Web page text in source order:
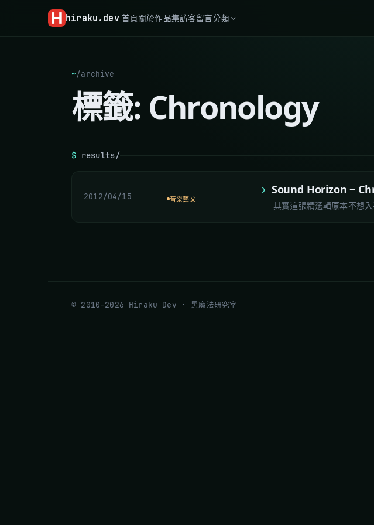
hiraku .dev 首頁關於作品集訪客留言分類
~/archive
標籤: Chronology
$ results/
2012/04/15 音樂藝文
Sound Horizon ~
其實這張精選輯原本不想
© 2010–2026 Hiraku Dev · 黑魔法研究室